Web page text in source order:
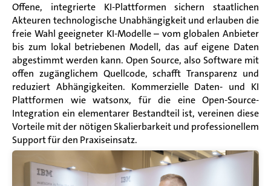
Offene, integrierte KI-Plattformen sichern staatlichen
Akteuren technologische Unabhängigkeit und erlauben die
freie Wahl geeigneter KI-Modelle – vom globalen Anbieter
bis zum lokal betriebenen Modell, das auf eigene Daten
abgestimmt werden kann. Open Source, also Software mit
offen zugänglichem Quellcode, schafft Transparenz und
reduziert Abhängigkeiten. Kommerzielle Daten- und KI
Plattformen wie watsonx, für die eine Open-Source-
Integration ein elementarer Bestandteil ist, vereinen diese
Vorteile mit der nötigen Skalierbarkeit und professionellem
Support für den Praxiseinsatz.